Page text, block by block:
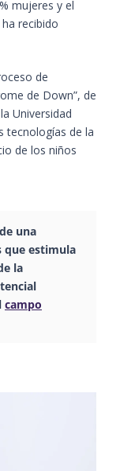
mujeres y el
recibido
de
de Down”, de
Universidad
tecnologías de la
de los niños
una
que estimula
la
campo